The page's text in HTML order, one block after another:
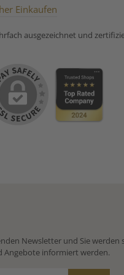
Einkaufen
ausgezeichnet und
Newsletter und Sie werden
Angebote informiert werden.